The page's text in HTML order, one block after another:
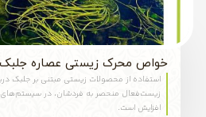
خواص محرک زیستی عصاره جلبک
استفاده از محصولات زیستی مبتنی بر جلبک
زیست‌فعال منحصر به فردشان، در سیستم‌های
افزایش است.